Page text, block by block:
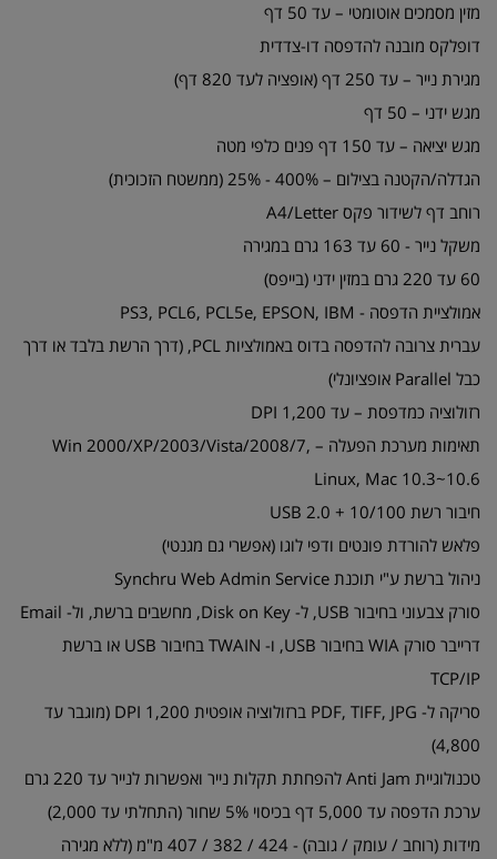
מזין מסמכים אוטומטי – עד 50 דף
דופלקס מובנה להדפסה דו-צדדית
מגירת נייר – עד 250 דף (אופציה לעד 820 דף)
מגש ידני – 50 דף
מגש יציאה – עד 150 דף פנים כלפי מטה
הגדלה/הקטנה בצילום – 400% - 25% (ממשטח הזכוכית)
רוחב דף לשידור פקס A4/Letter
משקל נייר - 60 עד 163 גרם במגירה
60 עד 220 גרם במזין ידני (בייפס)
אמולציית הדפסה - PS3, PCL6, PCL5e, EPSON, IBM
עברית צרובה להדפסה בדוס באמולציות PCL, (דרך הרשת בלבד או דרך
כבל Parallel אופציונלי)
רזולוציה כמדפסת – עד DPI 1,200
תאימות מערכת הפעלה – Win 2000/XP/2003/Vista/2008/7,
Linux, Mac 10.3~10.6
חיבור רשת 10/100 + USB 2.0
פלאש להורדת פונטים ודפי לוגו (אפשרי גם מגנטי)
ניהול ברשת ע"י תוכנת Synchru Web Admin Service
סורק צבעוני בחיבור USB, ל- Disk on Key, מחשבים ברשת, ול- Email
דרייבר סורק WIA בחיבור USB, ו- TWAIN בחיבור USB או ברשת
TCP/IP
סריקה ל- PDF, TIFF, JPG ברזולוציה אופטית 1,200 DPI (מוגבר עד
4,800)
טכנולוגיית Anti Jam להפחתת תקלות נייר ואפשרות לנייר עד 220 גרם
ערכת הדפסה עד 5,000 דף בכיסוי 5% שחור (התחלתי עד 2,000)
מידות (רוחב / עומק / גובה) - 424 / 382 / 407 מ"מ (ללא מגירה